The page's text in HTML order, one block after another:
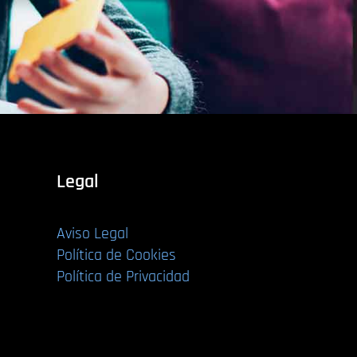
Legal
Aviso Legal
Política de Cookies
Política de Privacidad